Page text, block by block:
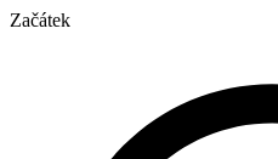
Začátek